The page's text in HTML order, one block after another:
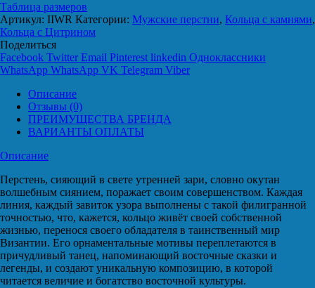
Таблица размеров
Артикул: IIWR Категории: Мужские перстни, Кольца с камнями,
Кольца с Цитрином
Поделиться
Facebook Twitter Email Pinterest linkedin Одноклассники
WhatsApp WhatsApp VK Telegram Viber
Описание
Отзывы (0)
ПРЕИМУЩЕСТВА БРЕНДА
ВАРИАНТЫ ОПЛАТЫ
Описание
Перстень, сияющий в свете утренней зари, словно окутан
волшебным сиянием, поражает своим совершенством. Каждая
линия, каждый завиток узора выполнены с такой филигранной
точностью, что, кажется, кольцо живёт своей собственной
жизнью, перенося своего обладателя в таинственный мир
Византии. Его орнаментальные мотивы переплетаются в
причудливый танец, напоминающий восточные сказки и
легенды, и создают уникальную композицию, в которой
читается величие и богатство восточной культуры.